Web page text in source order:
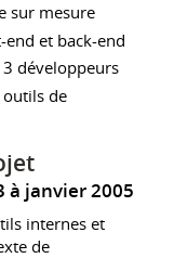
sur mesure
et back-end
développeurs
outils de
à janvier 2005
internes et
de